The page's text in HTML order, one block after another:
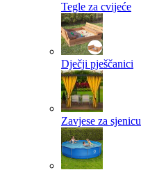
Tegle za cvijeće
Dječji pješčanici
Zavjese za sjenicu